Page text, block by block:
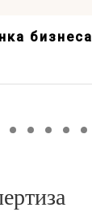
бизнеса